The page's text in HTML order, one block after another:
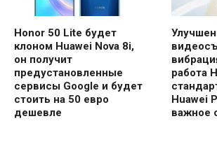
Honor 50 Lite будет
клоном Huawei Nova 8i,
он получит
предустановленные
сервисы Google и будет
стоить на 50 евро
дешевле
работа
Huawei
важное